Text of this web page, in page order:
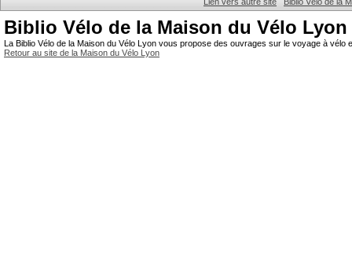
Biblio Vélo de la Maison du Vélo Lyon
La Biblio Vélo de la Maison du Vélo Lyon vous propose des ouvrages sur le voyage à
Retour au site de la Maison du Vélo Lyon